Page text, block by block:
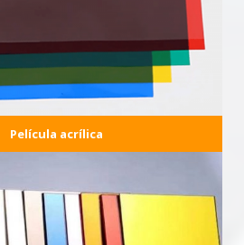
Película acrílica